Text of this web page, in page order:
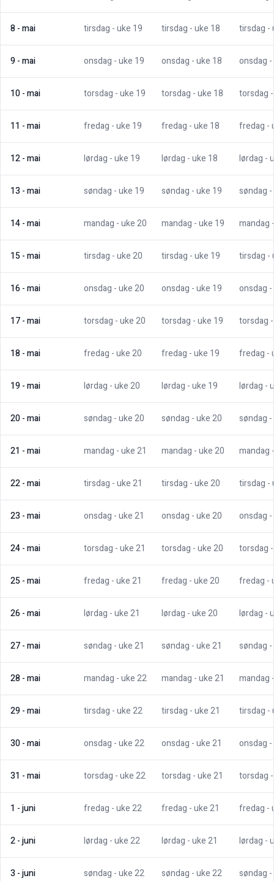
8-mai tirsdag - uke 19 tirsdag - uke 18 tirsdag -
9-mai onsdag - uke 19 onsdag - uke 18 onsdag
10-mai torsdag - uke 19 torsdag - uke 18 torsdag
11 -mai fredag - uke 19 fredag - uke 18 fredag -
12-mai lørdag - uke 19 lørdag - uke 18 lørdag -
13 -mai søndag - uke 19 søndag - uke 19 søndag
14-mai mandag - uke20 mandag - uke 19 mandag
15-mai tirsdag - uke20 tirsdag - uke 19 tirsdag -
16-mai onsdag - uke20 onsdag - uke 19 onsdag
17-mai torsdag - uke20 torsdag - uke 19 torsdag
18-mai fredag - uke20 fredag - uke 19 fredag -
19-mai lørdag - uke20 lørdag - uke 19 lørdag -
20-mai søndag - uke20 søndag - uke20 søndag
21 -mai mandag - uke21 mandag - uke20 mandag
22-mai tirsdag - uke21 tirsdag - uke20 tirsdag -
23 -mai onsdag - uke21 onsdag - uke20 onsdag
24-mai torsdag - uke21 torsdag - uke20 torsdag
25-mai fredag - uke21 fredag - uke20 fredag -
26-mai lørdag - uke21 lørdag - uke20 lørdag -
27-mai søndag - uke21 søndag - uke21 søndag
28-mai mandag - uke22 mandag - uke21 mandag
29-mai tirsdag - uke22 tirsdag - uke21 tirsdag -
30-mai onsdag - uke22 onsdag - uke21 onsdag
31 -mai torsdag - uke22 torsdag - uke21 torsdag
1 -juni fredag - uke22 fredag - uke21 fredag -
2-juni lørdag - uke22 lørdag - uke21 lørdag -
3 -juni søndag - uke22 søndag - uke22 søndag